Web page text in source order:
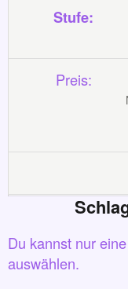
Du kannst nur
auswählen.